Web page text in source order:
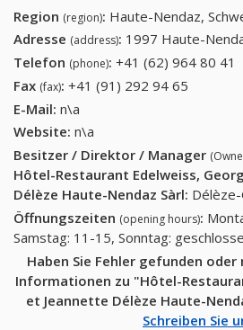
Region (region): Haute-Nendaz,
Adresse (address): 1997 Haute-
Telefon (phone): +41 (62) 964 80 41
Fax (fax): +41 (91) 292 94 65
E-Mail: n\a
Website: n\a
Besitzer / Direktor / Manager
Hôtel-Restaurant Edelweiss,
Délèze Haute-Nendaz Sàrl:
Öffnungszeiten (opening hours):
Samstag: 11-15, Sonntag:
Haben Sie Fehler gefunden
Informationen zu "Hôtel-
et Jeannette Délèze Haute-
Schreiben Sie